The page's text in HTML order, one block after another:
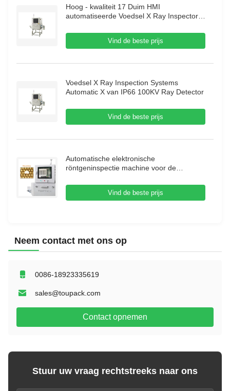
Hoog - kwaliteit 17 Duim HMI
automatiseerde Voedsel X Ray Inspector
Vind de beste prijs
Voedsel X Ray Inspection Systems
Automatic X van IP66 100KV Ray Detector
Vind de beste prijs
Automatische elektronische
röntgeninspectie machine voor de
röntgeninspectiesysteem
Vind de beste prijs
Neem contact met ons op
0086-18923335619
sales@toupack.com
Contact opnemen
Stuur uw vraag rechtstreeks naar ons